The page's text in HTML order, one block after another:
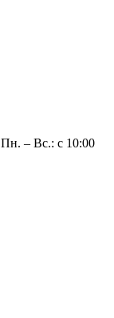
Пн. – Вс.: с 10:00